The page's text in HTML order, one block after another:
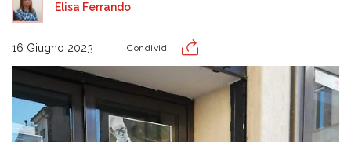
Elisa Ferrando
16 Giugno 2023 Condividi